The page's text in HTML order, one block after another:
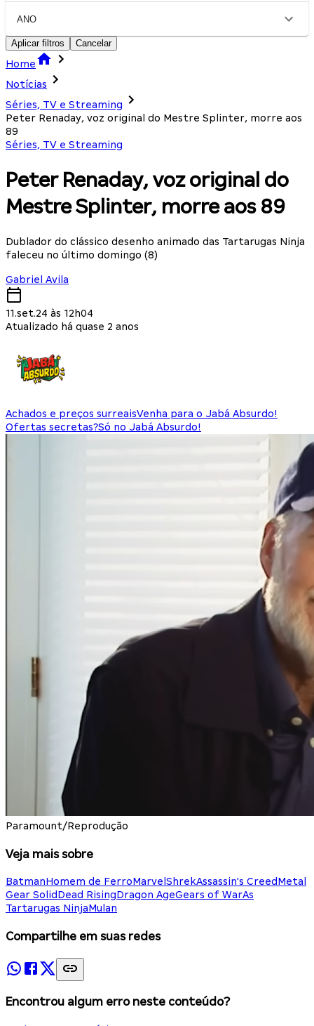
ANO
Aplicar filtros Cancelar
Home
Notícias
Séries, TV e Streaming
Peter Renaday, voz original do Mestre Splinter, morre aos
89
Séries, TV e Streaming
Peter Renaday, voz original do
Mestre Splinter, morre aos 89
Dublador do clássico desenho animado das Tartarugas Ninja
faleceu no último domingo (8)
Gabriel Avila
11.set.24 às 12h04
Atualizado há quase 2 anos
Achados e preços surreaisVenha para o Jabá Absurdo!
Ofertas secretas?Só no Jabá Absurdo!
Paramount/Reprodução
Veja mais sobre
BatmanHomem de FerroMarvel ShrekAssassin's CreedMetal
Gear SolidDead RisingDragon AgeGears of WarAs
Tartarugas NinjaMulan
Compartilhe em suas redes
Encontrou algum erro neste conteúdo?